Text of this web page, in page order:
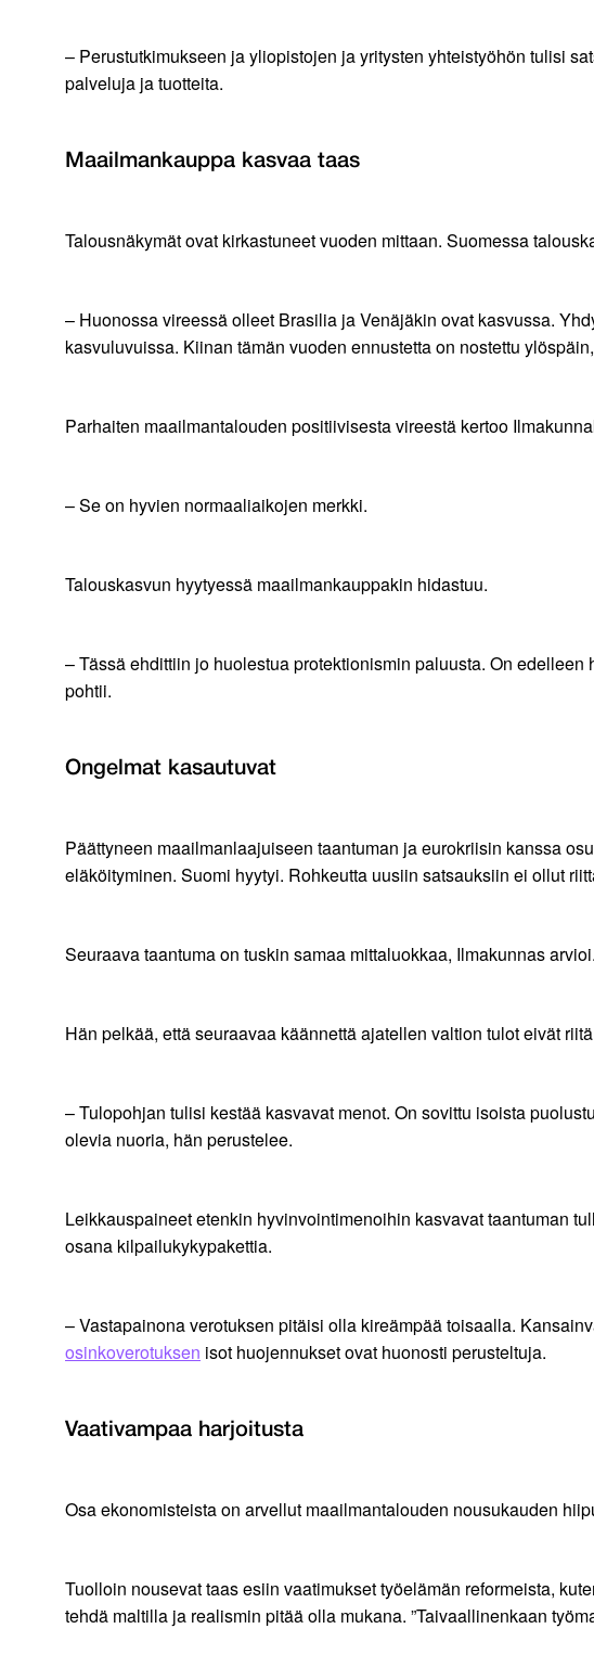
– Perustutkimukseen ja yliopistojen ja yritysten yhteistyöhön tulisi
palveluja ja tuotteita.
Maailmankauppa kasvaa taas
Talousnäkymät ovat kirkastuneet vuoden mittaan. Suomessa
– Huonossa vireessä olleet Brasilia ja Venäjäkin ovat kasvussa.
kasvuluvuissa. Kiinan tämän vuoden ennustetta on nostettu
Parhaiten maailmantalouden positiivisesta vireestä kertoo
– Se on hyvien normaaliaikojen merkki.
Talouskasvun hyytyessä maailmankauppakin hidastuu.
– Tässä ehdittiin jo huolestua protektionismin paluusta. On
pohtii.
Ongelmat kasautuvat
Päättyneen maailmanlaajuiseen taantuman ja eurokriisin kanssa
eläköityminen. Suomi hyytyi. Rohkeutta uusiin satsauksiin ei ollut
Seuraava taantuma on tuskin samaa mittaluokkaa, Ilmakunnas
Hän pelkää, että seuraavaa käännettä ajatellen valtion tulot eivät
– Tulopohjan tulisi kestää kasvavat menot. On sovittu isoista
olevia nuoria, hän perustelee.
Leikkauspaineet etenkin hyvinvointimenoihin kasvavat taantuman
osana kilpailukykypakettia.
– Vastapainona verotuksen pitäisi olla kireämpää toisaalla.
osinkoverotuksen isot huojennukset ovat huonosti perusteltuja.
Vaativampaa harjoitusta
Osa ekonomisteista on arvellut maailmantalouden nousukauden
Tuolloin nousevat taas esiin vaatimukset työelämän reformeista,
tehdä maltilla ja realismin pitää olla mukana. ”Taivaallinenkaan